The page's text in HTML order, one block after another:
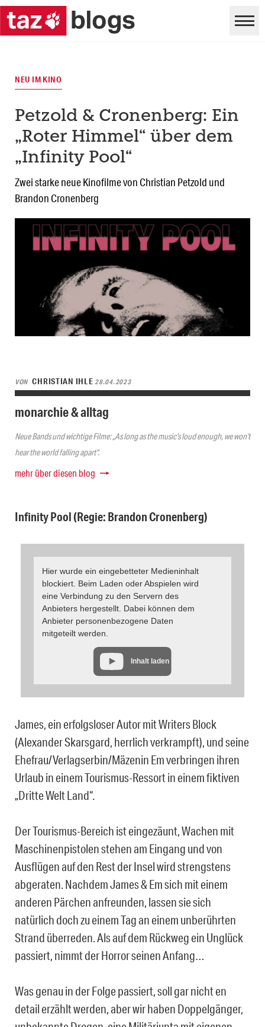
NEU IM KINO
Petzold & Cronenberg: Ein
„Roter Himmel“ über dem
„Infinity Pool“
Zwei starke neue Kinofilme von Christian Petzold und
Brandon Cronenberg
VON CHRISTIAN IHLE28.04.2023
monarchie & alltag
Neue Bands und wichtige Filme: „As long as the music’s loud enough, we won’t
hear the world falling apart“.
mehr über diesen blog
Infinity Pool (Regie: Brandon Cronenberg)
Hier wurde ein eingebetteter Medieninhalt
blockiert. Beim Laden oder Abspielen wird
eine Verbindung zu den Servern des
Anbieters hergestellt. Dabei können dem
Anbieter personenbezogene Daten
mitgeteilt werden.
Inhalt laden
James, ein erfolgsloser Autor mit Writers Block
(Alexander Skarsgard, herrlich verkrampft), und seine
Ehefrau/Verlagserbin/Mäzenin Em verbringen ihren
Urlaub in einem Tourismus-Ressort in einem fiktiven
„Dritte Welt Land“.
Der Tourismus-Bereich ist eingezäunt, Wachen mit
Maschinenpistolen stehen am Eingang und von
Ausflügen auf den Rest der Insel wird strengstens
abgeraten. Nachdem James & Em sich mit einem
anderen Pärchen anfreunden, lassen sie sich
natürlich doch zu einem Tag an einem unberührten
Strand überreden. Als auf dem Rückweg ein Unglück
passiert, nimmt der Horror seinen Anfang…
Was genau in der Folge passiert, soll gar nicht en
detail erzählt werden, aber wir haben Doppelgänger,